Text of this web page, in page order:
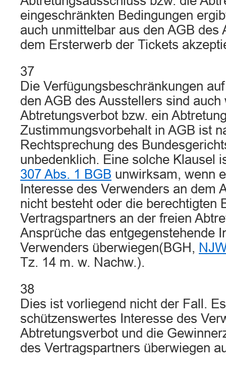
eingeschränkten Bedingungen
auch unmittelbar aus den AGB des
dem Ersterwerb der Tickets
37
Die Verfügungsbeschränkungen
den AGB des Ausstellers sind
Abtretungsverbot bzw. ein
Zustimmungsvorbehalt in AGB ist
Rechtsprechung des
unbedenklich. Eine solche Klausel
307 Abs. 1 BGB unwirksam, wenn
Interesse des Verwenders an dem
nicht besteht oder die berechtigten
Vertragspartners an der freien
Ansprüche das entgegenstehende
Verwenders überwiegen(BGH,
Tz. 14 m. w. Nachw.).
38
Dies ist vorliegend nicht der Fall.
schützenswertes Interesse des
Abtretungsverbot und die
des Vertragspartners überwiegen